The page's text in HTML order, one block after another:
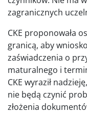
zagranicznych
CKE proponowała
granicą, aby
zaświadczenia o
maturalnego i
CKE wyraził
nie będą czynić
złożenia